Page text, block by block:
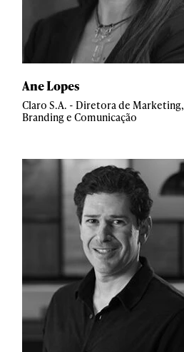
Ane Lopes
Claro S.A. - Diretora de Marketing,
Branding e Comunicação